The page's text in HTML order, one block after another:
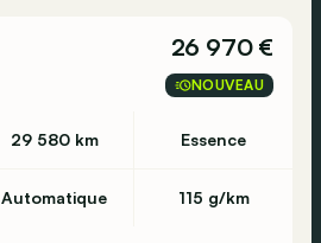
26 970 €
NOUVEAU
29 580 km Essence
Automatique 115 g/km